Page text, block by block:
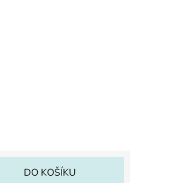
DO KOŠÍKU